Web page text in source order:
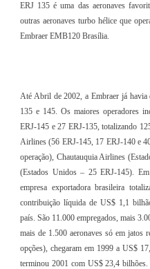
ERJ 135 é uma das aeronaves
outras aeronaves turbo hélice que
Embraer EMB120 Brasília.
Até Abril de 2002, a Embraer já havia
135 e 145. Os maiores operadores
ERJ-145 e 27 ERJ-135, totalizando
Airlines (56 ERJ-145, 17 ERJ-140 e
operação), Chautauquia Airlines
(Estados Unidos – 25 ERJ-145).
empresa exportadora brasileira
contribuição líquida de US$ 1,1
país. São 11.000 empregados, mais
mais de 1.500 aeronaves só em jatos
opções), chegaram em 1999 a US$
terminou 2001 com US$ 23,4